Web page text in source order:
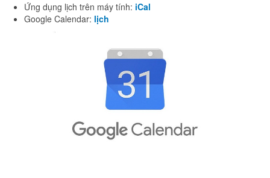
Ứng dụng lịch trên máy tính: iCal
Google Calendar: lịch